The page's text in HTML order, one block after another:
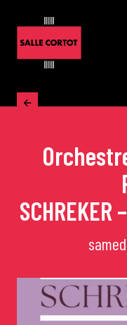
Accueil
La
Les
Les
Les
SCHREKER